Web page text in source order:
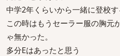
中学2年くらいから一緒に登校す
この時はもうセーラー服の胸元
ゃ無かった。
多分Eはあったと思う